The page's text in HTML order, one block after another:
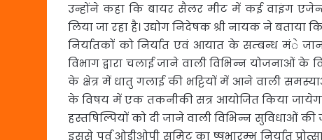
उन्होंने कहा कि बायर सैलर मीट में कई वाइंग
लिया जा रहा है। उद्योग निदेषक श्री नायक ने बताया
निर्यातकों को निर्यात एवं आयात के सम्बन्ध मंे
विभाग द्वारा चलाई जाने वाली विभिन्न योजनाओं के
के क्षेत्र में धातु गलाई की भट्टियों में आने वाली
के विषय में एक तकनीकी सत्र आयोजित किया जायेगा।
हस्तषिल्पियों को दी जाने वाली विभिन्न सुविधाओं की
इससे पूर्व ओडीओपी समिट का ष्षुभारम्भ निर्यात